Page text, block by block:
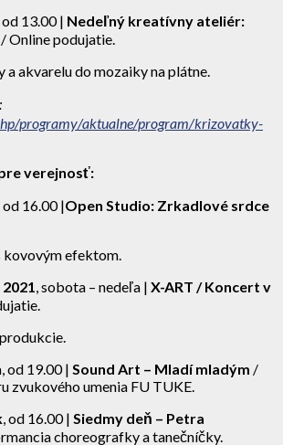
od 13.00 | Nedeľný kreatívny ateliér:
/ Online podujatie.
a akvarelu do mozaiky na plátne.
programy/aktualne/program/krizovatky-
verejnosť:
od 16.00 |Open Studio: Zrkadlové srdce
efektom.
, sobota – nedeľa | X-ART / Koncert v
od 19.00 | Sound Art – Mladí mladým /
zvukového umenia FU TUKE.
, od 16.00 | Siedmy deň – Petra
choreografky a tanečníčky.